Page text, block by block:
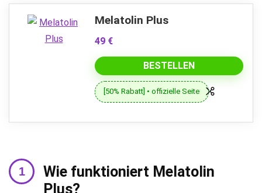
Melatolin Plus
49 €
BESTELLEN
[50% Rabatt] • offizielle Seite
Wie funktioniert Melatolin
Plus?